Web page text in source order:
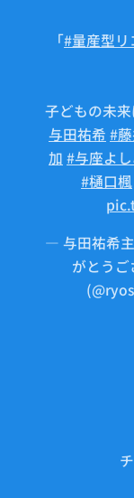
「#量産型リ
子どもの未
与田祐希 #
加 #与座よ
#樋口楓
— 与田祐希
がとうご